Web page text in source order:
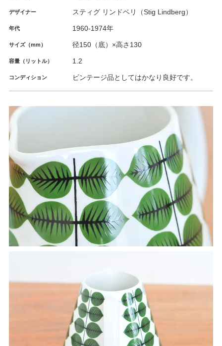
デザイナー スティグ リンドベリ（Stig Lindberg）
年代 1960-1974年
サイズ（mm） 径150（底）×高さ130
容量（リットル） 1.2
コンディション ビンテージ品としてはかなり良好です。